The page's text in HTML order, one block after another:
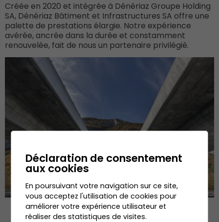
Créée en 2020 et intégrée à Dénériaz Groupe Holding
SA, Dénériaz Bâtiment et Infrastructures SA offre une
palette de prestations élargie. Notre expérience
avérée, ancrée dans la durée et constamment
renouvelée, fait de nous un partenaire privilégié.
Déclaration de consentement
aux cookies
En poursuivant votre navigation sur ce site,
vous acceptez l'utilisation de cookies pour
améliorer votre expérience utilisateur et
réaliser des statistiques de visites.